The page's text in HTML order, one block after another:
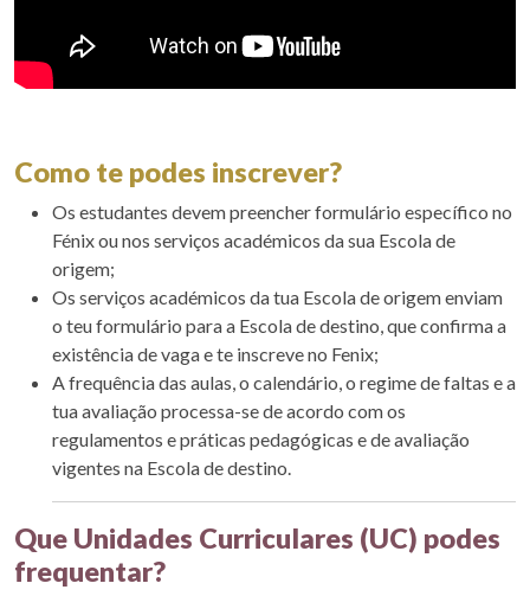
Como te podes inscrever?
Os estudantes devem preencher formulário específico no
Fénix ou nos serviços académicos da sua Escola de
origem;
Os serviços académicos da tua Escola de origem enviam
o teu formulário para a Escola de destino, que confirma a
existência de vaga e te inscreve no Fenix;
A frequência das aulas, o calendário, o regime de faltas e a
tua avaliação processa-se de acordo com os
regulamentos e práticas pedagógicas e de avaliação
vigentes na Escola de destino.
Que Unidades Curriculares (UC) podes
frequentar?